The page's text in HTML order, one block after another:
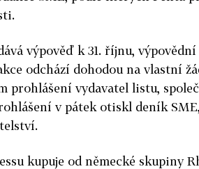
výpověď k 31. říjnu,
odchází dohodou na vlastní
prohlášení vydavatel listu,
v pátek otiskl deník
kupuje od německé skupiny